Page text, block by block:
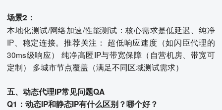
场景2：
本地化测试/网络加速/性能测试：核心需求是低延迟、纯净
IP、稳定连接。推荐关注： 超低响应速度（如闪臣代理的
30ms级响应） 纯净高匿IP与带宽保障（自营机房、带宽可
定制） 多城市节点覆盖（满足不同区域测试需求）
五、动态代理IP常见问题QA
Q1：动态IP和静态IP有什么区别？哪个好？